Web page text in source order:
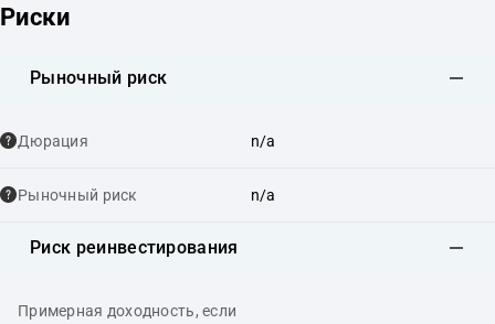
Риски
Рыночный риск
Дюрация n/a
Рыночный риск n/a
Риск реинвестирования
Примерная доходность, если